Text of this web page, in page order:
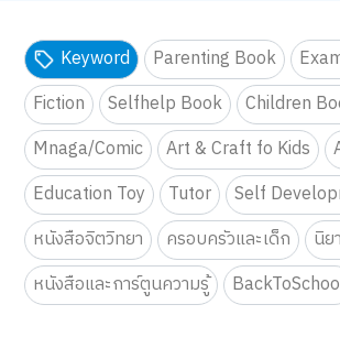
Keyword Parenting Book
Fiction
Selfhelp Book
Children
Mnaga/Comic
Art & Craft fo Kids
Education Toy
Tutor
Self
หนังสือจิตวิทยา
ครอบครัวและเด็ก
นิย
หนังสือและการ์ตูนความรู้